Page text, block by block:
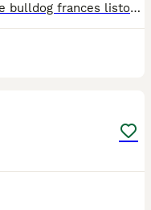
Disponibles preciosos cachorros de bulldog frances listos para entregar criados en ambiente familiar se entregan con sus vacunas correspondientes a su edad desparasitados y revisados por el veterinario con su cartilla ,precio según tonalidades y sexo